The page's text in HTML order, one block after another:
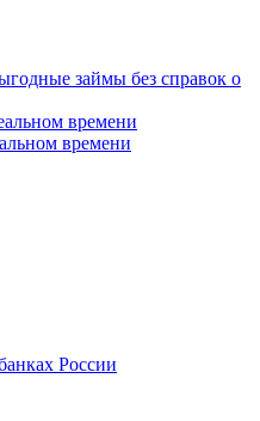
займы без справок о
времени
времени
России